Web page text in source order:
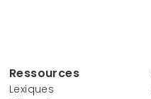
Ressources
Lexiques